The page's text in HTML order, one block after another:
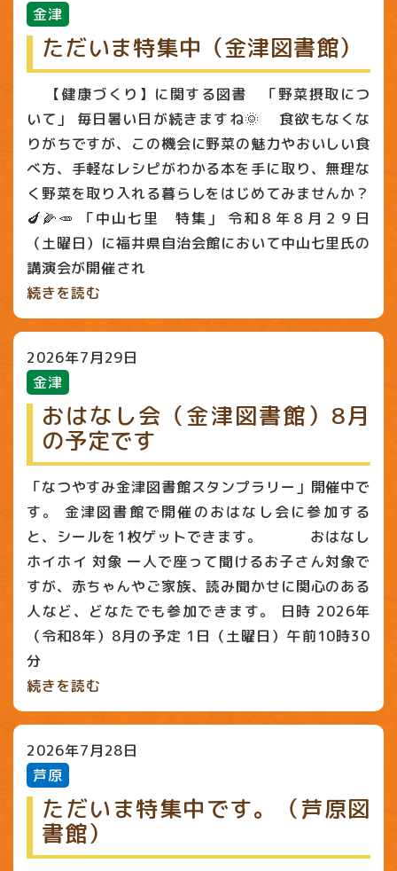
金津
ただいま特集中（金津図書館）
【健康づくり】に関する図書 「野菜摂取につ
いて」 毎日暑い日が続きますね🌞 食欲もなくな
りがちですが、この機会に野菜の魅力やおいしい食
べ方、手軽なレシピがわかる本を手に取り、無理な
く野菜を取り入れる暮らしをはじめてみませんか？
🍆🌽🥕 「中山七里 特集」 令和８年８月２９日
（土曜日）に福井県自治会館において中山七里氏の
講演会が開催され
続きを読む
2026年7月29日
金津
おはなし会（金津図書館）8月
の予定です
「なつやすみ金津図書館スタンプラリー」開催中で
す。 金津図書館で開催のおはなし会に参加する
と、シールを1枚ゲットできます。 おはなし
ホイホイ 対象 一人で座って聞けるお子さん対象で
すが、赤ちゃんやご家族、読み聞かせに関心のある
人など、どなたでも参加できます。 日時 2026年
（令和8年）8月の予定 1日（土曜日）午前10時30
分
続きを読む
2026年7月28日
芦原
ただいま特集中です。（芦原図
書館）